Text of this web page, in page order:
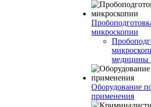
микроскопии
медицины
Оборудование
применения